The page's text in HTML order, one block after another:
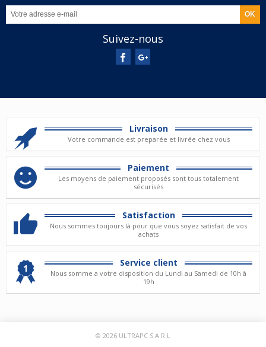
Suivez-nous
Livraison
Votre commande est preparée et livrée chez vous
Paiement
Les moyens de paiement proposés sont tous totalement
sécurisés
Satisfaction
Nous sommes toujours là pour que vous soyez satisfait de vos
achats
Service client
Nous somme a votre disposition du Lundi au Samedi de 10h à
19h
© 2026 ULTRAPC S.A.R.L